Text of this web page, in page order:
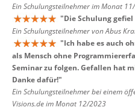
Ein Schulungsteilnehmer im Monat
"Die Schulung
Ein Schulungsteilnehmer von Abus
"Ich habe es auch
als Mensch ohne
Seminar zu folgen. Gefallen hat
Danke dafür!"
Ein Schulungsteilnehmer bei einem
Visions.de im Monat 12/2023